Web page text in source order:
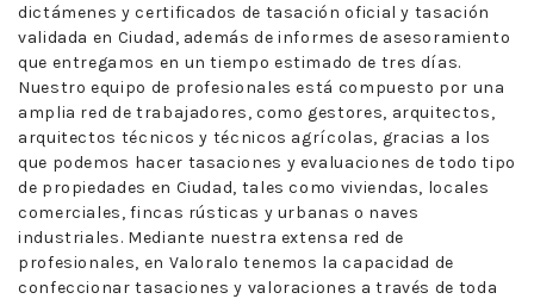
dictámenes y certificados de tasación oficial y tasación
validada en Ciudad, además de informes de asesoramiento
que entregamos en un tiempo estimado de tres días.
Nuestro equipo de profesionales está compuesto por una
amplia red de trabajadores, como gestores, arquitectos,
arquitectos técnicos y técnicos agrícolas, gracias a los
que podemos hacer tasaciones y evaluaciones de todo tipo
de propiedades en Ciudad, tales como viviendas, locales
comerciales, fincas rústicas y urbanas o naves
industriales. Mediante nuestra extensa red de
profesionales, en Valoralo tenemos la capacidad de
confeccionar tasaciones y valoraciones a través de toda